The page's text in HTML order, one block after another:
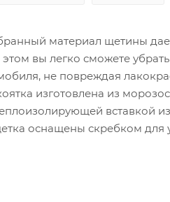
материал щетины
вы легко сможете
не повреждая
изготовлена из
вставкой
оснащены скребком для